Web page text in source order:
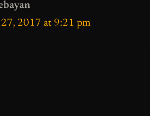
2017 at 9:21 pm